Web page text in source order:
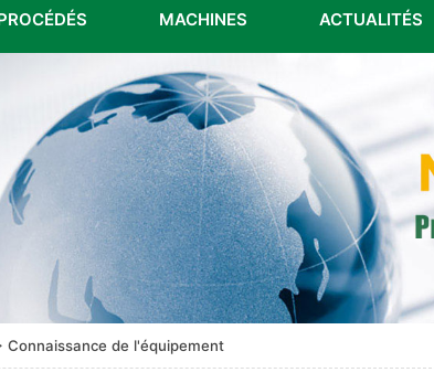
MACHINES ACTUALITÉS
Connaissance de l'équipement